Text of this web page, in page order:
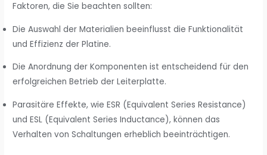
Faktoren, die Sie beachten sollten:
Die Auswahl der Materialien beeinflusst die Funktionalität
und Effizienz der Platine.
Die Anordnung der Komponenten ist entscheidend für den
erfolgreichen Betrieb der Leiterplatte.
Parasitäre Effekte, wie ESR (Equivalent Series Resistance)
und ESL (Equivalent Series Inductance), können das
Verhalten von Schaltungen erheblich beeinträchtigen.